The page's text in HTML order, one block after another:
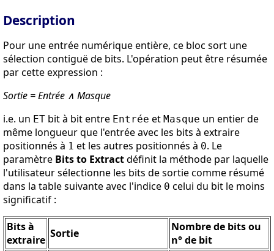
Description
Pour une entrée numérique entière, ce bloc sort une
sélection contiguë de bits. L'opération peut être résumée
par cette expression :
Sortie = Entrée ∧ Masque
i.e. un ET bit à bit entre Entrée et Masque un entier de
même longueur que l'entrée avec les bits à extraire
positionnés à 1 et les autres positionnés à 0. Le
paramètre Bits to Extractdéfinit la méthode par laquelle
l'utilisateur sélectionne les bits de sortie comme résumé
dans la table suivante avec l'indice 0 celui du bit le moins
significatif :
Bits à
extraire Sortie
Nombre de bits ou
n° de bit